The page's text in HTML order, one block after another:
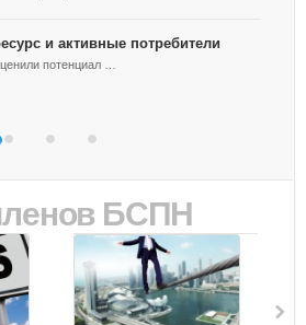
и активные потребители
потенциал …
БСПН